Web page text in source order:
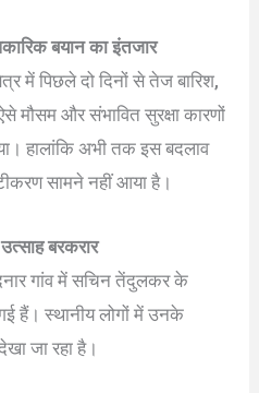
बयान का इंतजार
में पिछले दो दिनों से तेज बारिश,
मौसम और संभावित सुरक्षा कारणों
हालांकि अभी तक इस बदलाव
सामने नहीं आया है।
बरकरार
गांव में सचिन तेंदुलकर के
हैं। स्थानीय लोगों में उनके
जा रहा है।